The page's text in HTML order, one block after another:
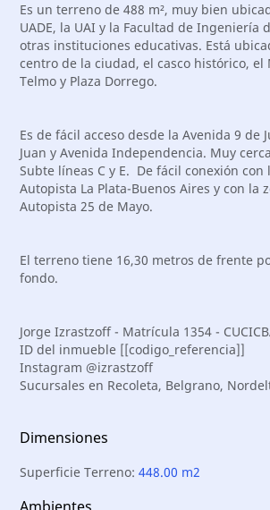
Es un terreno de 488 m², muy bien
UADE, la UAI y la Facultad de Ingeniería
otras instituciones educativas. Está
centro de la ciudad, el casco histórico, el
Telmo y Plaza Dorrego.
Es de fácil acceso desde la Avenida 9 de
Juan y Avenida Independencia. Muy
Subte líneas C y E. De fácil conexión con
Autopista La Plata-Buenos Aires y con la
Autopista 25 de Mayo.
El terreno tiene 16,30 metros de frente
fondo.
Jorge Izrastzoff - Matrícula 1354 -
ID del inmueble [[codigo_referencia]]
Instagram @izrastzoff
Sucursales en Recoleta, Belgrano,
Dimensiones
Superficie Terreno:448.00 m2